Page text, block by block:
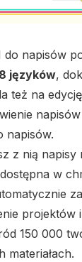
do napisów
języków,
też na
napisów.
z nią napisy
w
projektów
150 000
materiałach.